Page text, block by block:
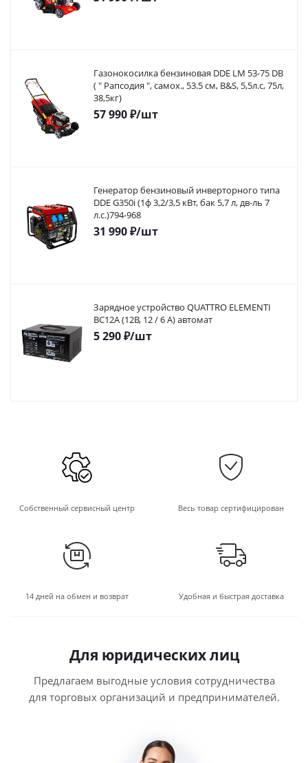
Газонокосилка бензиновая DDE LM 53-75 DB
( " Рапсодия ", самох., 53.5 cм, B&S, 5,5л.с, 75л,
38,5кг)
57 990₽/шт
Генератор бензиновый инверторного типа
DDE G350i (1ф 3,2/3,5 кВт, бак 5,7 л, дв-ль 7
л.с.)794-968
31 990₽/шт
Зарядное устройство QUATTRO ELEMENTI
BC12A (12В, 12 / 6 А) автомат
5 290₽/шт
Собственный сервисный центр Весь товар сертифицирован
14 дней на обмен и возврат Удобная и быстрая доставка
Для юридических лиц
Предлагаем выгодные условия сотрудничества
для торговых организаций и предпринимателей.